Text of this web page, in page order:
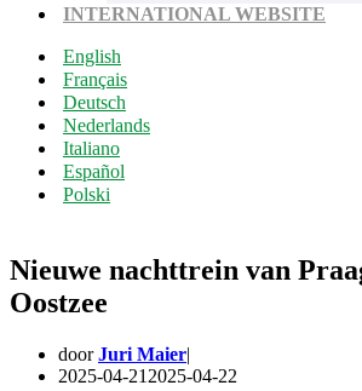
INTERNATIONAL WEBSITE
English
Français
Deutsch
Nederlands
Italiano
Español
Polski
Nieuwe nachttrein van
Oostzee
doorJuri Maier
2025-04-21 2025-04-22